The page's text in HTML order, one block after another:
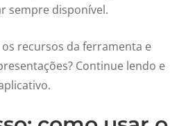
sempre disponível.
recursos da ferramenta e
Continue lendo e